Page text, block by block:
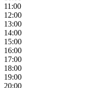
11:00
12:00
13:00
14:00
15:00
16:00
17:00
18:00
19:00
20:00